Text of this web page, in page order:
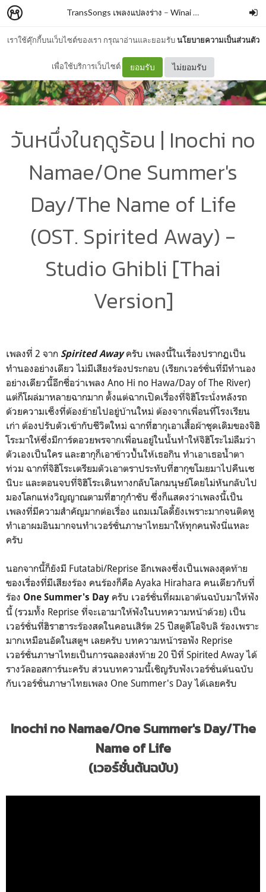
เราใช้คุ๊กกี้บนเว็บไซต์ของเรา กรุณาอ่านและยอมรับนโยบายความเป็นส่วนตัว
เพื่อใช้บริการเว็บไซต์ ยอมรับ ไม่ยอมรับ
TransSongs เพลงแปลงร่าง – Winai Chaichana
วันหนึ่งในฤดูร้อน | Inochi no
Namae/One Summer's
Day/The Name of Life
(OST. Spirited Away) -
Studio Ghibli [Thai
Version]
เพลงที่ 2 จาก Spirited Away ครับ เพลงนี้ในเรื่องปรากฏเป็น
ทำนองอย่างเดียว ไม่มีเสียงร้องประกอบ (เรียกเวอร์ชั่นที่มีทำนอง
อย่างเดียวนี้อีกชื่อว่าเพลง Ano Hi no Hawa/Day of The River)
แต่ก็โผล่มาหลายฉากมาก ตั้งแต่ฉากเปิดเรื่องที่จิฮิโระนั่งหลังรถ
ด้วยความเซ็งที่ต้องย้ายไปอยู่บ้านใหม่ ต้องจากเพื่อนที่โรงเรียน
เก่า ต้องปรับตัวเข้ากับชีวิตใหม่ ฉากที่ฮากุเอาเสื้อผ้าชุดเดิมของจิฮิ
โระมาให้ซึ่งมีการ์ดอวยพรจากเพื่อนอยู่ในนั้นทำให้จิฮิโระไม่ลืมว่า
ตัวเองเป็นใคร และฮากุก็เอาข้าวปั้นให้เธอกิน ทำเอาเธอน้ำตา
ท่วม ฉากที่จิฮิโระเตรียมตัวเอาตราประทับที่ฮากุขโมยมาไปคืนเซ
นิบะ และตอนจบที่จิฮิโระเดินทางกลับโลกมนุษย์โดยไม่หันกลับไป
มองโลกแห่งวิญญาณตามที่ฮากุกำชับ ซึ่งก็แสดงว่าเพลงนี้เป็น
เพลงที่มีความสำคัญมากต่อเรื่อง แถมเมโลดี้ยังเพราะมากจนติดหู
ทำเอาผมอินมากจนทำเวอร์ชั่นภาษาไทยมาให้ทุกคนฟังนี่แหละ
ครับ
นอกจากนี้ก็ยังมี Futatabi/Reprise อีกเพลงซึ่งเป็นเพลงสุดท้าย
ของเรื่องที่มีเสียงร้อง คนร้องก็คือ Ayaka Hirahara คนเดียวกับที่
ร้อง One Summer's Day ครับ เวอร์ชั่นที่ผมเอาต้นฉบับมาให้ฟัง
นี้ (รวมทั้ง Reprise ที่จะเอามาให้ฟังในบทความหน้าด้วย) เป็น
เวอร์ชั่นที่ฮิราฮาระร้องสดในคอนเสิร์ต 25 ปีสตูดิโอจิบลิ ร้องเพราะ
มากเหมือนอัดในสตูฯ เลยครับ บทความหน้ารอฟัง Reprise
เวอร์ชั่นภาษาไทยเป็นการฉลองส่งท้าย 20 ปีที่ Spirited Away ได้
รางวัลออสการ์นะครับ ส่วนบทความนี้เชิญรับฟังเวอร์ชั่นต้นฉบับ
กับเวอร์ชั่นภาษาไทยเพลง One Summer's Day ได้เลยครับ
Inochi no Namae/One Summer's Day/The
Name of Life
(เวอร์ชั่นต้นฉบับ)